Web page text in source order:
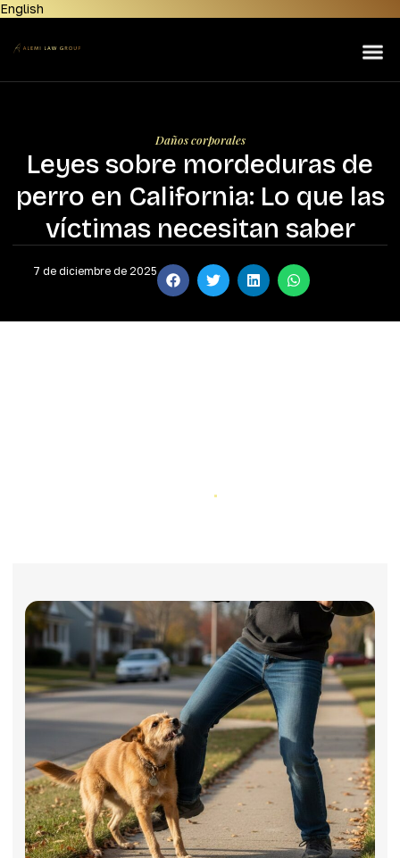
English
Home
About Us
Manufacturers
Areas Served
Contact Us
News & Resources
Daños corporales
Leyes sobre mordeduras de
perro en California: Lo que las
víctimas necesitan saber
7 de diciembre de 2025